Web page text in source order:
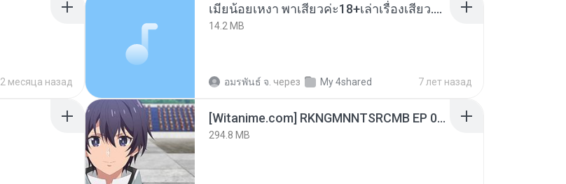
2 месяца назад
เมียน้อยเหงา พาเสียวค่ะ18+เล่าเรื่องเสียว.mp3
14.2 MB
อมรพันธ์ จ. через My 4shared 7 лет назад
[Witanime.com] RKNGMNNTSRCMB EP 06 HD.mp4
294.8 MB